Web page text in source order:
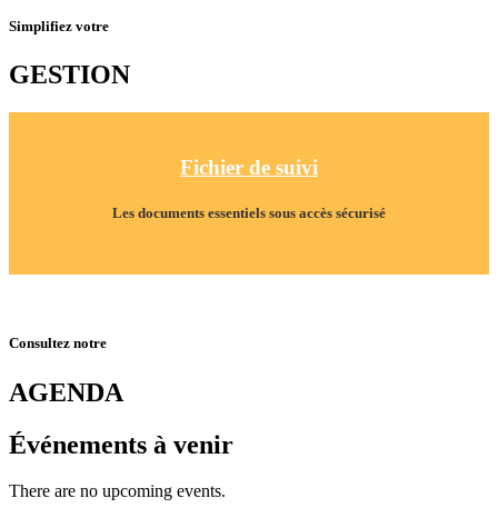
Simplifiez votre
GESTION
Fichier de suivi
Les documents essentiels sous accès sécurisé
Consultez notre
AGENDA
Événements à venir
There are no upcoming events.